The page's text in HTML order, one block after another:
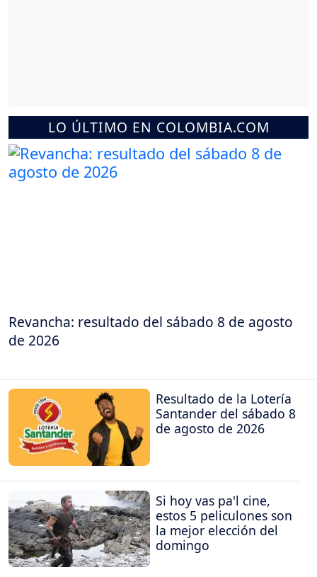
LO ÚLTIMO EN COLOMBIA.COM
Revancha: resultado del sábado 8 de agosto
de 2026
Resultado de la Lotería
Santander del sábado 8
de agosto de 2026
Si hoy vas pa'l cine,
estos 5 peliculones son
la mejor elección del
domingo